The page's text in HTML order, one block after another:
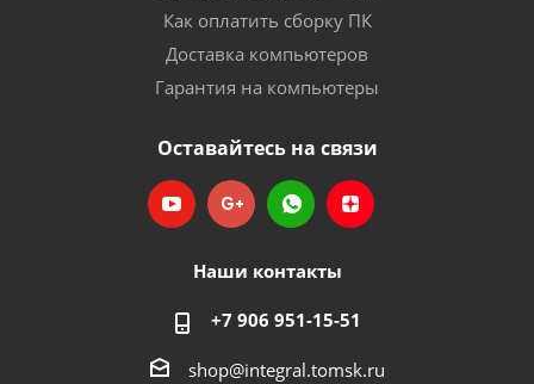
Как оплатить сборку ПК
Доставка компьютеров
Гарантия на компьютеры
Оставайтесь на связи
Наши контакты
+7 906 951-15-51
shop@integral.tomsk.ru